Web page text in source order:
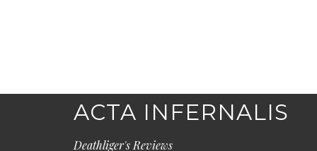
ACTA INFERNALIS
Deathliger's Reviews